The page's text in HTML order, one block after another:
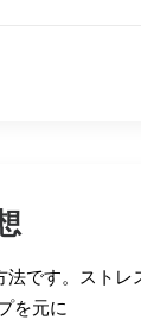
法です。ストレ
を元に